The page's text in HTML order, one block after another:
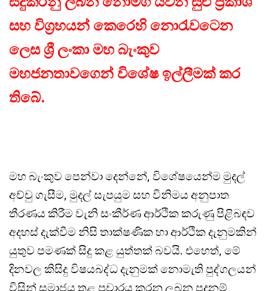
සහ විග්‍රහයන් කෙරෙහි නොරැවටෙන
ලෙස ශ්‍රී ලංකා මහ බැංකුව
මහජනතාවගෙන් විශේෂ ඉල්ලීමක් කර
තිබේ.
මහ බැංකුව පෙන්වා දෙන්නේ, විශේෂයෙන්ම මුදල්
අච්චු ගැසීම, මුදල් සැපයුම සහ විනිමය අනුපාත
තීරණය කිරීම වැනි සංකීර්ණ ආර්ථික කරුණු පිළිබඳව
අදහස් දැක්වීම නිසි තාක්ෂණික හා ආර්ථික දැනුමකින්
යුතුව පමණක් සිදු කළ යුත්තක් බවයි. එහෙත්, මේ
දිනවල කිසිදු විෂයබද්ධ දැනුමක් නොමැති පුද්ගලයන්
විසින් සමාජය තුළ ප්‍රචාරය කරනු ලබන පදනම්